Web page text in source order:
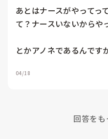
あとはナースがやってっ
て？ナースいないからや
とかアノネであるんです
04/18
回答をも